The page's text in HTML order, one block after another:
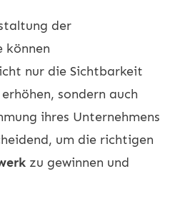
der
können
nur die Sichtbarkeit
sondern auch
ihres Unternehmens
um die richtigen
zu gewinnen und